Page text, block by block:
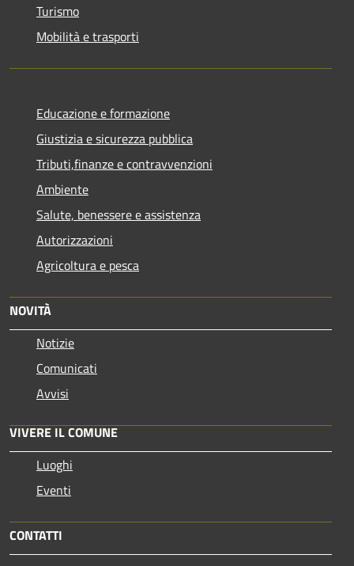
Turismo
Mobilità e trasporti
Educazione e formazione
Giustizia e sicurezza pubblica
Tributi,finanze e contravvenzioni
Ambiente
Salute, benessere e assistenza
Autorizzazioni
Agricoltura e pesca
NOVITÀ
Notizie
Comunicati
Avvisi
VIVERE IL COMUNE
Luoghi
Eventi
CONTATTI